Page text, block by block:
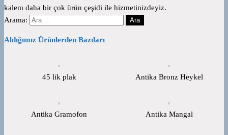
kalem daha bir çok ürün çeşidi ile hizmetinizdeyiz.
Arama:
Aldığımız Ürünlerden Bazıları
45 lik plak Antika Bronz Heykel
Antika Gramofon Antika Mangal